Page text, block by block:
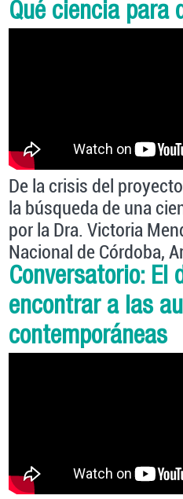
Qué ciencia para
De la crisis del
la búsqueda de una
por la Dra. Victoria
Nacional de Córdoba,
Conversatorio: El
encontrar a las
contemporáneas